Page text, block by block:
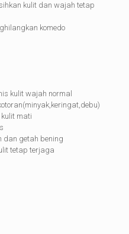
kulit dan wajah tetap
komedo
kulit wajah normal
mati
dan getah bening
tetap terjaga